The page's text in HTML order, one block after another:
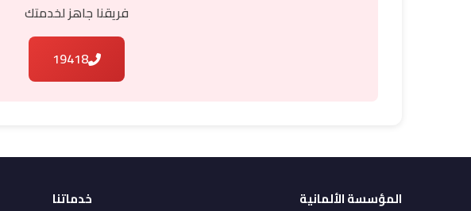
فريقنا جاهز لخدمتك
19418
المؤسسة الألمانية خدماتنا